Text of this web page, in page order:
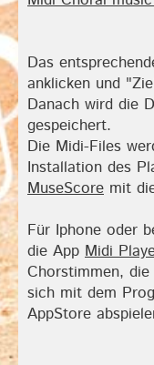
Das
anklicken und
Danach wird die
gespeichert.
Die Midi-Files
Installation des
MuseScore mit
Für Iphone oder
die App Midi
Chorstimmen,
sich mit dem
AppStore